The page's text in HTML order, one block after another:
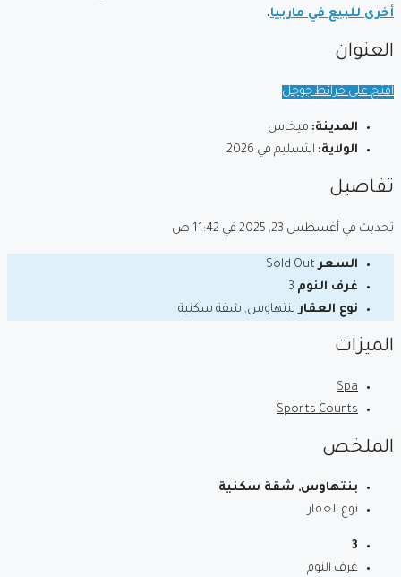
أخرى للبيع في ماربيا.
العنوان
افتح على خرائط جوجل
المدينة: ميخاس
الولاية: التسليم في 2026
تفاصيل
تحديث في أغسطس 23, 2025 في 11:42 ص
السعر Sold Out
غرف النوم 3
نوع العقار بنتهاوس, شقة سكنية
الميزات
Spa
Sports Courts
الملخص
بنتهاوس, شقة سكنية
نوع العقار
3
غرف النوم